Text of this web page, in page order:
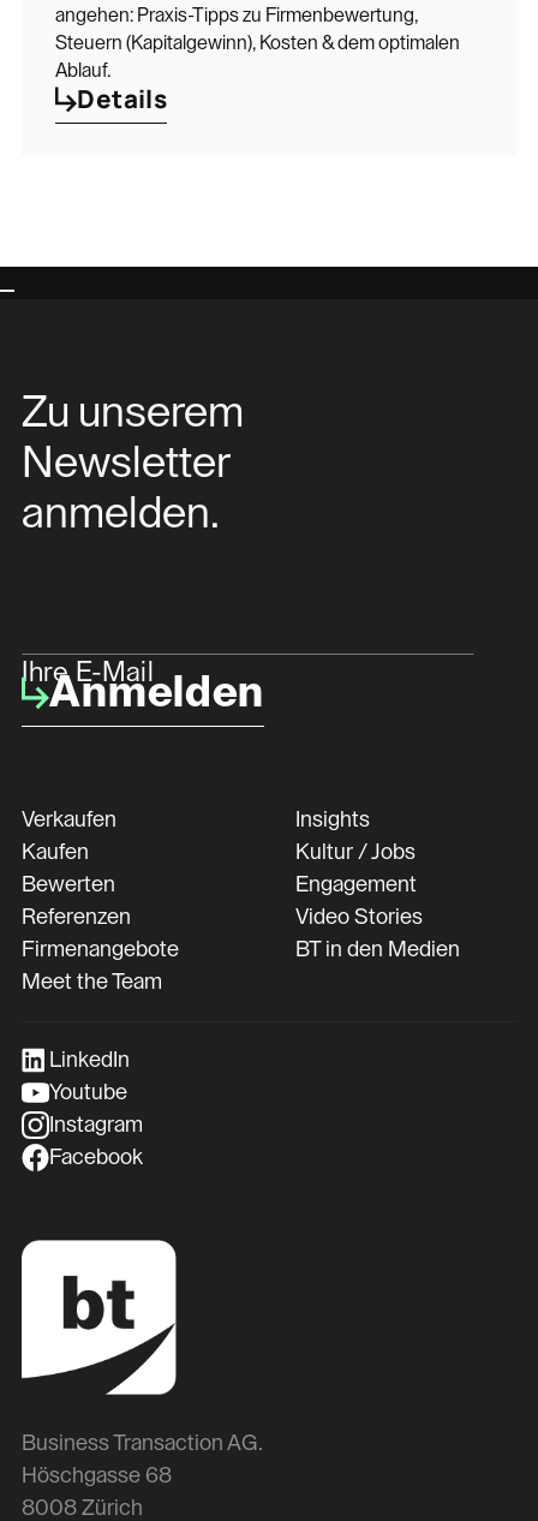
angehen: Praxis-Tipps zu Firmenbewertung,
Steuern (Kapitalgewinn), Kosten & dem optimalen
Ablauf.
Details
Zu unserem
Newsletter
anmelden.
Ihre E-Mail
Anmelden
Verkaufen
Kaufen
Bewerten
Referenzen
Firmenangebote
Meet the Team
Insights
Kultur / Jobs
Engagement
Video Stories
BT in den Medien
LinkedIn
Youtube
Instagram
Facebook
Business Transaction AG.
Höschgasse 68
8008 Zürich